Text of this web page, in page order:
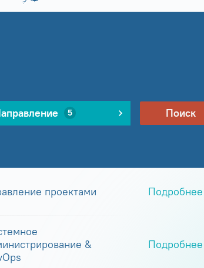
5 Поиск
проектами Подробнее
&
Подробнее